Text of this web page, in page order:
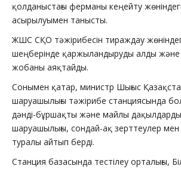
қолданыстағы ферманы кеңейту
асырылуымен танысты.
ЖШС СҚО тәжірибесін тираждау
шеңберінде қаржыландыруды алды және
жобаны аяқтайды.
Сонымен қатар, министр Шығыс
шаруашылығы тәжірибе станциясында
дәнді-бұршақты және майлы дақылдарды
шаруашылығы, сондай-ақ зерттеулер мен
туралы айтып берді.
Станция базасында тестілеу орталығы,